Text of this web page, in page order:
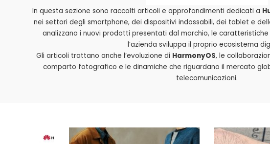
In questa sezione sono raccolti articoli e approfondimenti dedicati a
nei settori degli smartphone, dei dispositivi indossabili, dei tablet e
analizzano i nuovi prodotti presentati dal marchio, le
l’azienda sviluppa il proprio ecosistema
Gli articoli trattano anche l’evoluzione di HarmonyOS, le
comparto fotografico e le dinamiche che riguardano il mercato
telecomunicazioni.